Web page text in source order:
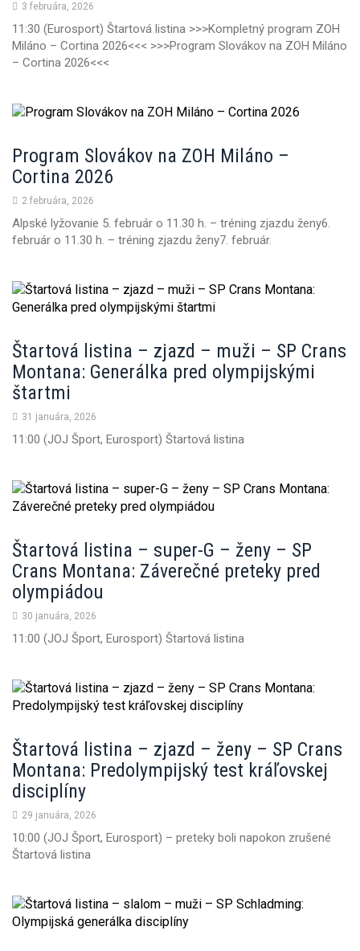
3 februára, 2026
11:30 (Eurosport) Štartová listina >>>Kompletný program ZOH
Miláno – Cortina 2026<<< >>>Program Slovákov na ZOH Miláno
– Cortina 2026<<<
Program Slovákov na ZOH Miláno –
Cortina 2026
2 februára, 2026
Alpské lyžovanie 5. február o 11.30 h. – tréning zjazdu ženy6.
február o 11.30 h. – tréning zjazdu ženy7. február.
Štartová listina – zjazd – muži – SP Crans
Montana: Generálka pred olympijskými
štartmi
31 januára, 2026
11:00 (JOJ Šport, Eurosport) Štartová listina
Štartová listina – super-G – ženy – SP
Crans Montana: Záverečné preteky pred
olympiádou
30 januára, 2026
11:00 (JOJ Šport, Eurosport) Štartová listina
Štartová listina – zjazd – ženy – SP Crans
Montana: Predolympijský test kráľovskej
disciplíny
29 januára, 2026
10:00 (JOJ Šport, Eurosport) – preteky boli napokon zrušené
Štartová listina